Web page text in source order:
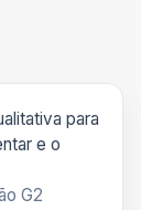
para
e o
G2